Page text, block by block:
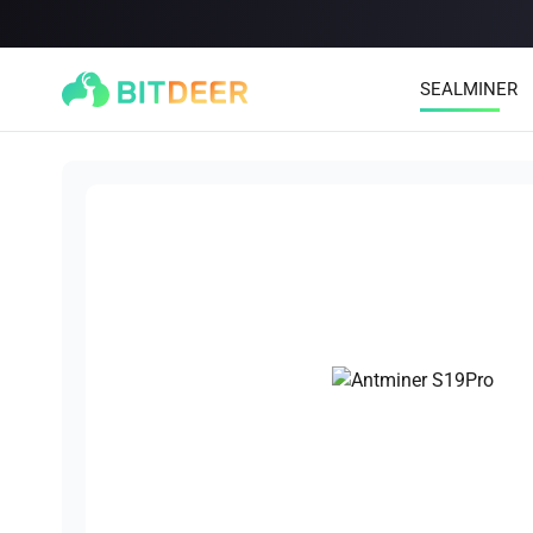
SEALMINER
SEALMINER A3 Pro